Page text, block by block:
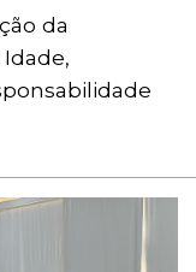
da